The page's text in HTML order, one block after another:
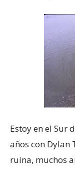
Estoy en el Sur
años con Dylan
ruina, muchos